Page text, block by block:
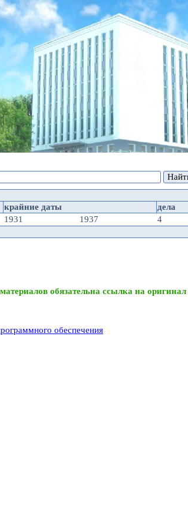
крайние даты
дела
1931 1937
4
обязательна ссылка на оригинал